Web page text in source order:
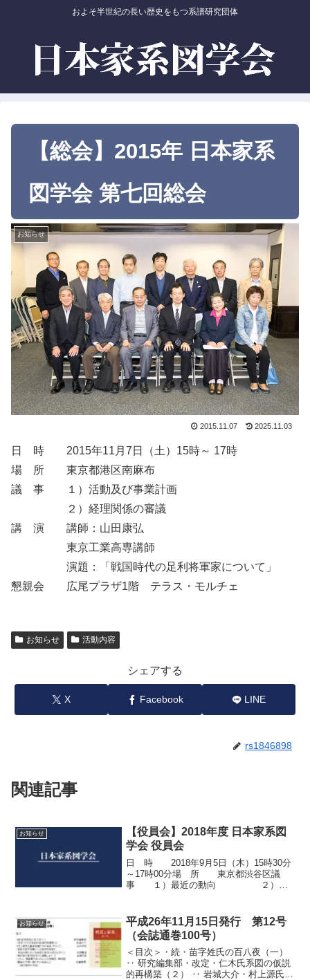
およそ半世紀の長い歴史をもつ系譜研究団体
【総会】2015年 日本家系
図学会 第七回総会
お知らせ
2015.11.07 2025.11.03
日 時 2015年11月7日（土）15時～ 17時
場 所 東京都港区南麻布
議 事 １）活動及び事業計画
２）経理関係の審議
講 演 講師：山田康弘
東京工業高専講師
演題：「戦国時代の足利将軍家について」
懇親会 広尾プラザ1階 テラス・モルチェ
お知らせ 活動内容
シェアする
X Facebook LINE
rs1846898
関連記事
お知らせ
【役員会】2018年度 日本家系図
学会 役員会
日 時 2018年9月5日（木）15時30分
～17時00分場 所 東京都渋谷区議
事 １）最近の動向 ２）総
お知らせ
平成26年11月15日発行 第12号
（会誌通巻100号）
＜目次＞・続・苗字姓氏の百八夜（一）
‥ 研究編集部・改定・仁木氏系図の仮説
的再構築（２） ‥ 岩城大介・村上源氏北